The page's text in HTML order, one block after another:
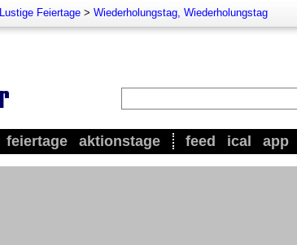
Lustige Feiertage > Wiederholungstag, Wiederholungstag
feiertage aktionstage feed ical app